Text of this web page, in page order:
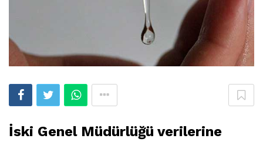
İski Genel Müdürlüğü verilerine